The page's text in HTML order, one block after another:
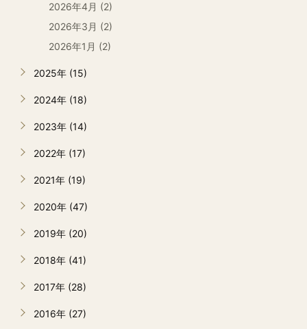
2026年4月 (2)
2026年3月 (2)
2026年1月 (2)
2025年 (15)
2024年 (18)
2023年 (14)
2022年 (17)
2021年 (19)
2020年 (47)
2019年 (20)
2018年 (41)
2017年 (28)
2016年 (27)